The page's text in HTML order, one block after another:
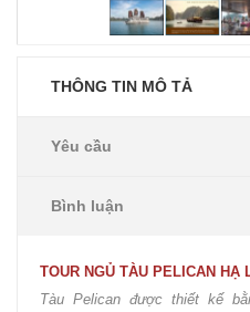
THÔNG TIN MÔ TẢ
Yêu cầu
Bình luận
TOUR NGỦ TÀU PELICAN HẠ
Tàu Pelican được thiết kế